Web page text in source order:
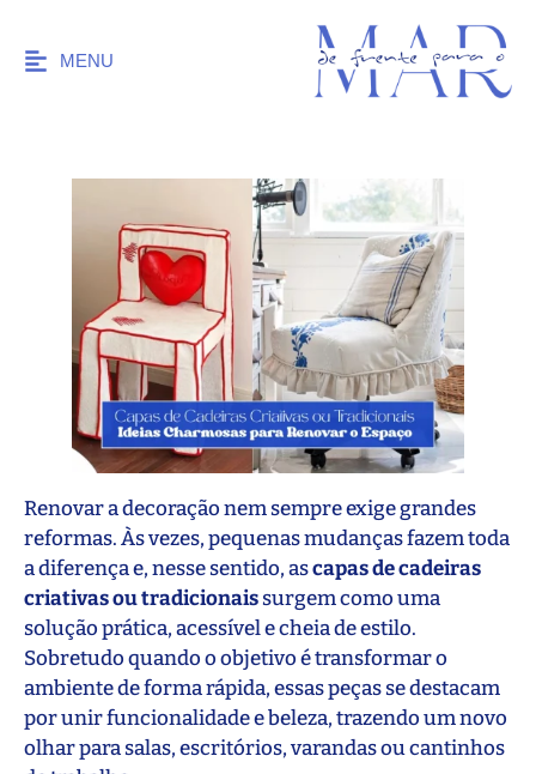
MENU
Renovar a decoração nem sempre exige grandes
reformas. Às vezes, pequenas mudanças fazem toda
a diferença e, nesse sentido, ascapas de cadeiras
criativas ou tradicionaissurgem como uma
solução prática, acessível e cheia de estilo.
Sobretudo quando o objetivo é transformar o
ambiente de forma rápida, essas peças se destacam
por unir funcionalidade e beleza, trazendo um novo
olhar para salas, escritórios, varandas ou cantinhos